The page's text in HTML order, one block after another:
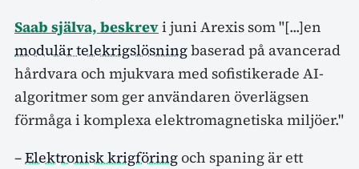
Saab själva, beskrevi juni Arexis som "[...]en
modulär telekrigslösningbaserad på avancerad
hårdvara och mjukvara med sofistikerade AI-
algoritmer som ger användaren överlägsen
förmåga i komplexa elektromagnetiska miljöer."
–Elektronisk krigföringoch spaning är ett